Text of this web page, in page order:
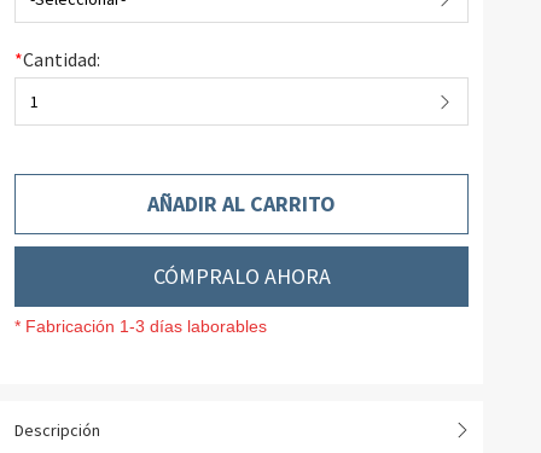
*Cantidad:
1
AÑADIR AL CARRITO
CÓMPRALO AHORA
* Fabricación 1-3 días laborables
Descripción